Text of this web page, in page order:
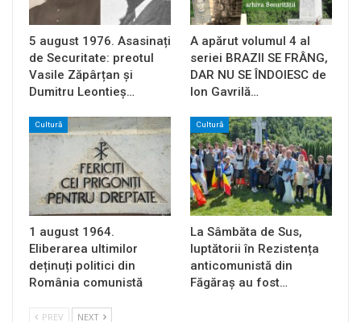
5 august 1976. Asasinați
de Securitate: preotul
Vasile Zăpârțan și
Dumitru Leontieș…
A apărut volumul 4 al
seriei BRAZII SE FRÂNG,
DAR NU SE ÎNDOIESC de
Ion Gavrilă…
Cultură
1 august 1964.
Eliberarea ultimilor
deținuți politici din
România comunistă
Cultură
La Sâmbăta de Sus,
luptătorii în Rezistența
anticomunistă din
Făgăraș au fost…
PREV NEXT